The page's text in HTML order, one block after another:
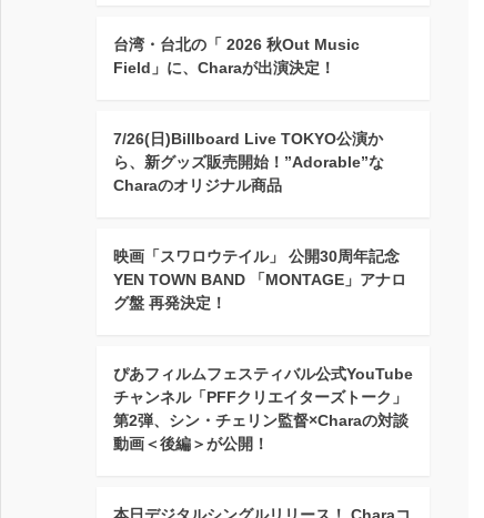
台湾・台北の「 2026 秋Out Music
Field」に、Charaが出演決定！
7/26(日)Billboard Live TOKYO公演か
ら、新グッズ販売開始！”Adorable”な
Charaのオリジナル商品
映画「スワロウテイル」 公開30周年記念
YEN TOWN BAND 「MONTAGE」アナロ
グ盤 再発決定！
ぴあフィルムフェスティバル公式YouTube
チャンネル「PFFクリエイターズトーク」
第2弾、シン・チェリン監督×Charaの対談
動画＜後編＞が公開！